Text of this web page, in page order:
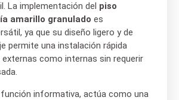
La implementación del piso
amarillo granulado es
ya que su diseño ligero y de
permite una instalación rápida
como internas sin requerir
informativa, actúa como una